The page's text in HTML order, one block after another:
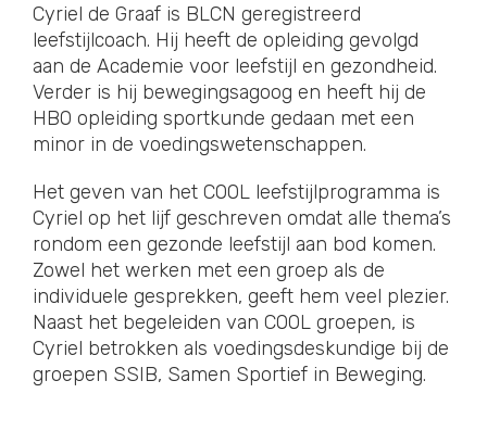
Cyriel de Graaf is BLCN geregistreerd
leefstijlcoach. Hij heeft de opleiding gevolgd
aan de Academie voor leefstijl en gezondheid.
Verder is hij bewegingsagoog en heeft hij de
HBO opleiding sportkunde gedaan met een
minor in de voedingswetenschappen.
Het geven van het COOL leefstijlprogramma is
Cyriel op het lijf geschreven omdat alle thema’s
rondom een gezonde leefstijl aan bod komen.
Zowel het werken met een groep als de
individuele gesprekken, geeft hem veel plezier.
Naast het begeleiden van COOL groepen, is
Cyriel betrokken als voedingsdeskundige bij de
groepen SSIB, Samen Sportief in Beweging.